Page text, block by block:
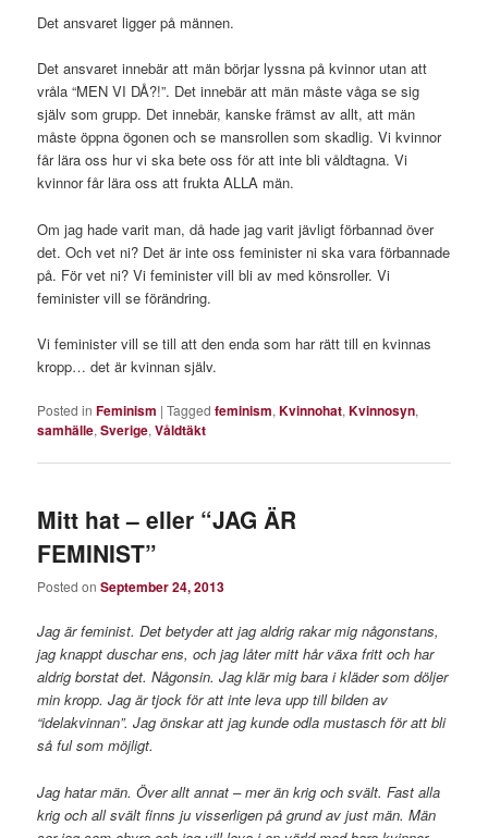
Det ansvaret ligger på männen.
Det ansvaret innebär att män börjar lyssna på kvinnor utan att
vråla “MEN VI DÅ?!”. Det innebär att män måste våga se sig
själv som grupp. Det innebär, kanske främst av allt, att män
måste öppna ögonen och se mansrollen som skadlig. Vi kvinnor
får lära oss hur vi ska bete oss för att inte bli våldtagna. Vi
kvinnor får lära oss att frukta ALLA män.
Om jag hade varit man, då hade jag varit jävligt förbannad över
det. Och vet ni? Det är inte oss feminister ni ska vara förbannade
på. För vet ni? Vi feminister vill bli av med könsroller. Vi
feminister vill se förändring.
Vi feminister vill se till att den enda som har rätt till en kvinnas
kropp… det är kvinnan själv.
Posted in Feminism |Tagged feminism,Kvinnohat,Kvinnosyn,
samhälle,Sverige,Våldtäkt
Mitt hat – eller “JAG ÄR
FEMINIST”
Posted onSeptember 24, 2013
Jag är feminist. Det betyder att jag aldrig rakar mig någonstans,
jag knappt duschar ens, och jag låter mitt hår växa fritt och har
aldrig borstat det. Någonsin. Jag klär mig bara i kläder som döljer
min kropp. Jag är tjock för att inte leva upp till bilden av
“idelakvinnan”. Jag önskar att jag kunde odla mustasch för att bli
så ful som möjligt.
Jag hatar män. Över allt annat – mer än krig och svält. Fast alla
krig och all svält finns ju visserligen på grund av just män. Män